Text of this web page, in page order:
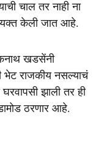
चाल तर नाही ना
केली जात आहे.
खडसेंनी
भेट राजकीय नसल्याचं
झाली तर ही
ठरणार आहे.